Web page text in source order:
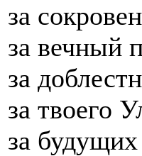
за
за вечный
за
за твоего
за